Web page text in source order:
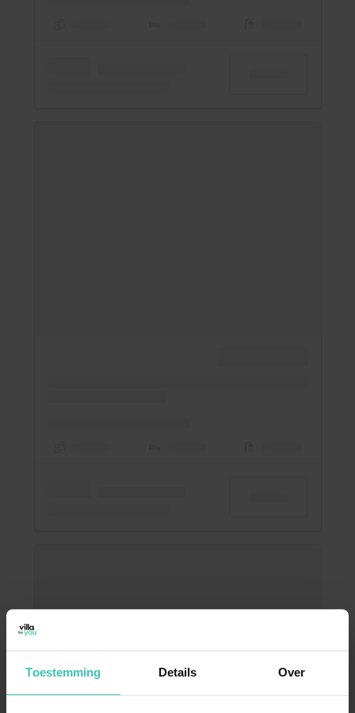
Toestemming Details Over